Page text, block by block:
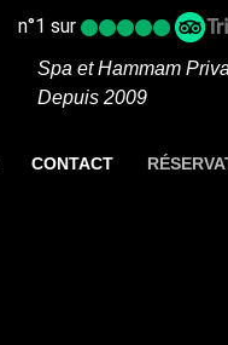
n°1 sur
Spa et Hammam
Depuis 2009
CONTACT